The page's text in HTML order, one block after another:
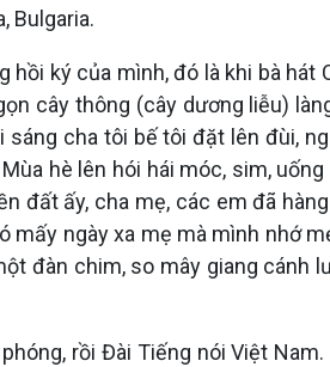
Bulgaria.
ký của mình, đó là khi bà
cây thông (cây dương liễu)
cha tôi bế tôi đặt lên đùi,
hè lên hói hái móc, sim,
đất ấy, cha mẹ, các em đã
ngày xa mẹ mà mình nhớ
đàn chim, so mây giang
rồi Đài Tiếng nói Việt